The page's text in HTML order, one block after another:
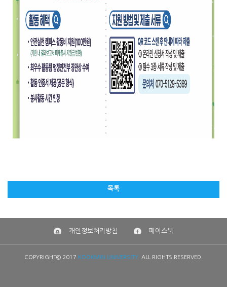
목록
개인정보처리방침 페이스북
COPYRIGHT© 2017 KOOKMIN UNIVERSITY. ALL RIGHTS RESERVED.